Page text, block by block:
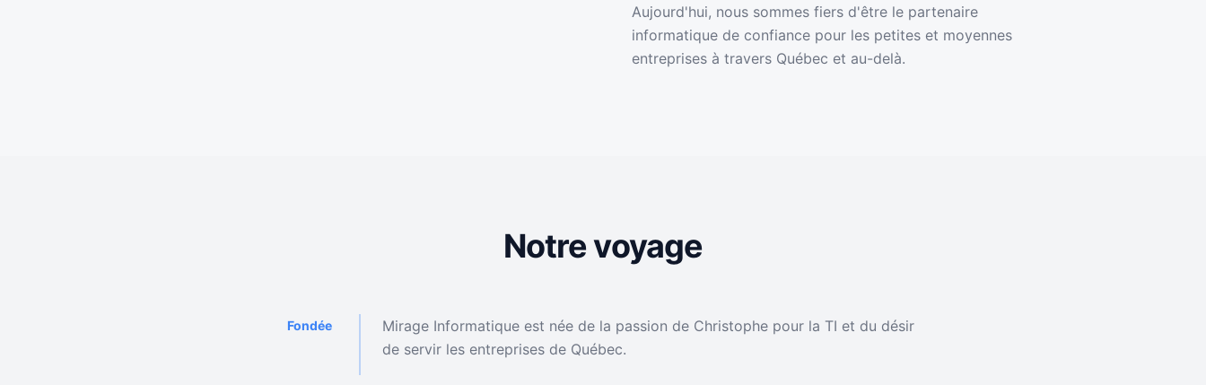
Aujourd'hui, nous sommes fiers d'être le partenaire
informatique de confiance pour les petites et moyennes
entreprises à travers Québec et au-delà.
Notre voyage
Fondée
Mirage Informatique est née de la passion de Christophe pour la TI et du désir
de servir les entreprises de Québec.